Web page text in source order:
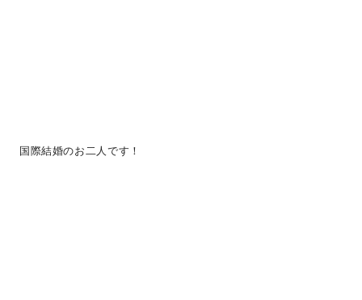
国際結婚のお二人です！